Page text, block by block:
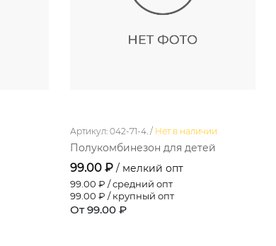
Артикул: 042-71-4. / Нет в наличии
Полукомбинезон для детей
99.00 ₽ / мелкий опт
99.00 ₽ / средний опт
99.00 ₽ / крупный опт
От 99.00 ₽